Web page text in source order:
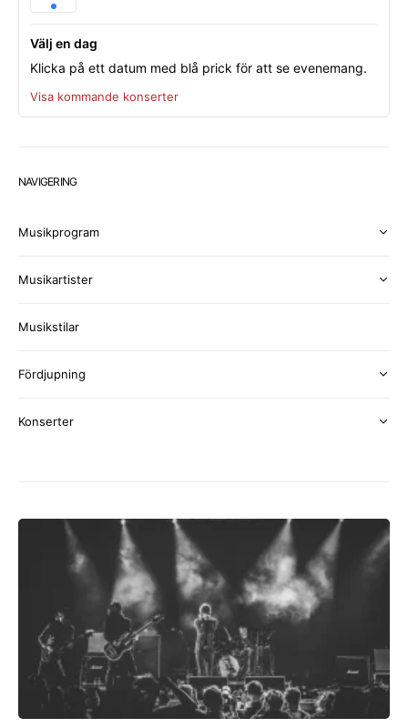
Välj en dag
Klicka på ett datum med blå prick för att se evenemang.
Visa kommande konserter
NAVIGERING
Musikprogram
Musikartister
Musikstilar
Fördjupning
Konserter